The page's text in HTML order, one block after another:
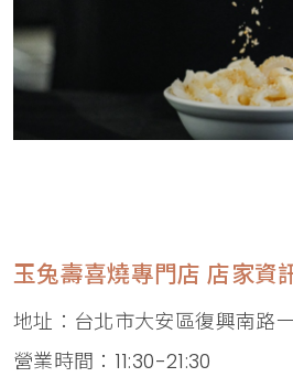
玉兔壽喜燒專門店 店家資
地址：台北市大安區復興南路
營業時間：11:30-21:30